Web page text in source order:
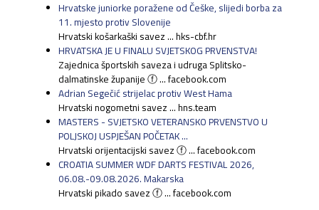
Hrvatske juniorke poražene od Češke, slijedi borba za
11. mjesto protiv Slovenije
Hrvatski košarkaški savez ... hks-cbf.hr
HRVATSKA JE U FINALU SVJETSKOG PRVENSTVA!
Zajednica športskih saveza i udruga Splitsko-
dalmatinske županije ⓕ ... facebook.com
Adrian Segečić strijelac protiv West Hama
Hrvatski nogometni savez ... hns.team
MASTERS - SVJETSKO VETERANSKO PRVENSTVO U
POLJSKOJ USPJEŠAN POČETAK ...
Hrvatski orijentacijski savez ⓕ ... facebook.com
CROATIA SUMMER WDF DARTS FESTIVAL 2026,
06.08.-09.08.2026. Makarska
Hrvatski pikado savez ⓕ ... facebook.com